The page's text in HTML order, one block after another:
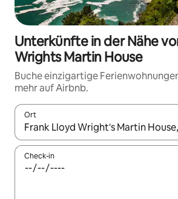
Unterkünfte in der Nähe
Wrights Martin House
Buche einzigartige
mehr auf Airbnb.
Ort
Wenn Ergebnisse verfügbar sind,
Check-in